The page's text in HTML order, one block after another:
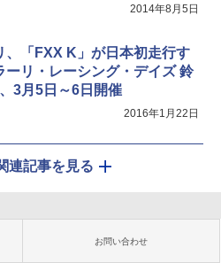
2014年8月5日
、「FXX K」が日本初走行す
ーリ・レーシング・デイズ 鈴
3月5日～6日開催
2016年1月22日
連記事を見る
お問い合わせ